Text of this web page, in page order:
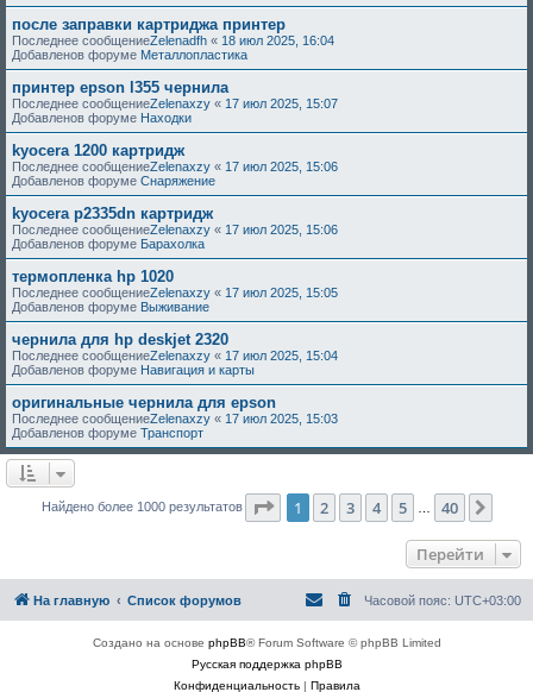
после заправки картриджа принтер
Последнее сообщениеZelenadfh « 18 июл 2025, 16:04
Добавленов форуме Металлопластика
принтер epson l355 чернила
Последнее сообщениеZelenaxzy « 17 июл 2025, 15:07
Добавленов форуме Находки
kyocera 1200 картридж
Последнее сообщениеZelenaxzy « 17 июл 2025, 15:06
Добавленов форуме Снаряжение
kyocera p2335dn картридж
Последнее сообщениеZelenaxzy « 17 июл 2025, 15:06
Добавленов форуме Барахолка
термопленка hp 1020
Последнее сообщениеZelenaxzy « 17 июл 2025, 15:05
Добавленов форуме Выживание
чернила для hp deskjet 2320
Последнее сообщениеZelenaxzy « 17 июл 2025, 15:04
Добавленов форуме Навигация и карты
оригинальные чернила для epson
Последнее сообщениеZelenaxzy « 17 июл 2025, 15:03
Добавленов форуме Транспорт
Найдено более 1000 результатов Страница из 40
1 2 3 4 5 40
Перейти
На главную Список форумов Часовой пояс: UTC+03:00
Создано на основе phpBB® Forum Software © phpBB Limited
Русская поддержка phpBB
Конфиденциальность| Правила